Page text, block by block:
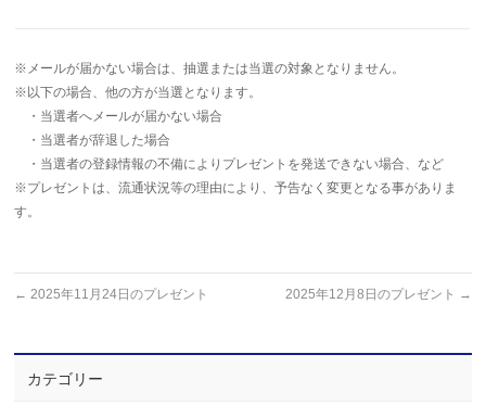
※メールが届かない場合は、抽選または当選の対象となりません。
※以下の場合、他の方が当選となります。
・当選者へメールが届かない場合
・当選者が辞退した場合
・当選者の登録情報の不備によりプレゼントを発送できない場合、など
※プレゼントは、流通状況等の理由により、予告なく変更となる事がありま
す。
← 2025年11月24日のプレゼント 2025年12月8日のプレゼント →
カテゴリー